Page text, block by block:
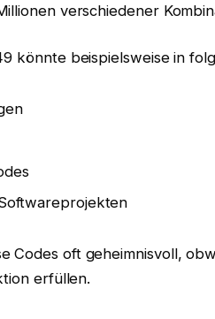
verschiedener
könnte beispielsweise in
Codes oft geheimnisvoll,
erfüllen.